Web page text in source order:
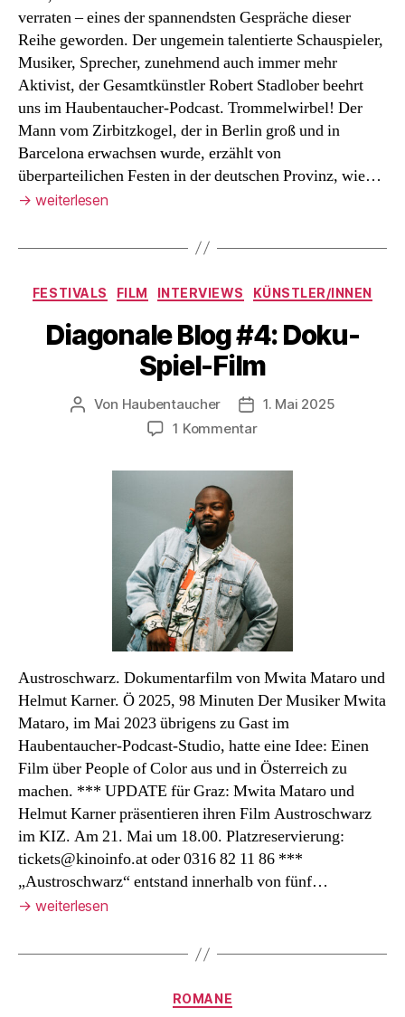
verraten – eines der spannendsten Gespräche dieser
Reihe geworden. Der ungemein talentierte Schauspieler,
Musiker, Sprecher, zunehmend auch immer mehr
Aktivist, der Gesamtkünstler Robert Stadlober beehrt
uns im Haubentaucher-Podcast. Trommelwirbel! Der
Mann vom Zirbitzkogel, der in Berlin groß und in
Barcelona erwachsen wurde, erzählt von
überparteilichen Festen in der deutschen Provinz, wie…
→ weiterlesen
Kategorien
FESTIVALS FILM INTERVIEWS KÜNSTLER/INNEN
Diagonale Blog #4: Doku-
Spiel-Film
Beitragsautor
Von Haubentaucher Veröffentlichungsdatum
1. Mai 2025
1 Kommentarzu
Blog
Austroschwarz. Dokumentarfilm von Mwita Mataro und
Helmut Karner. Ö 2025, 98 Minuten Der Musiker Mwita
Mataro, im Mai 2023 übrigens zu Gast im
Haubentaucher-Podcast-Studio, hatte eine Idee: Einen
Film über People of Color aus und in Österreich zu
machen. *** UPDATE für Graz: Mwita Mataro und
Helmut Karner präsentieren ihren Film Austroschwarz
im KIZ. Am 21. Mai um 18.00. Platzreservierung:
tickets@kinoinfo.at oder 0316 82 11 86 ***
„Austroschwarz“ entstand innerhalb von fünf…
→ weiterlesen
Kategorien
ROMANE